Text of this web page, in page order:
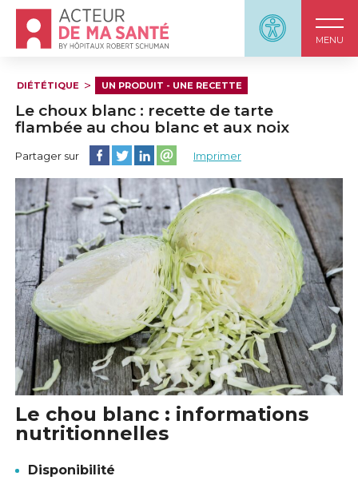
Panneau
MENU
Accueil - Acteur de ma santé, by HôpitauxRobert
DIÉTÉTIQUE UN PRODUIT - UNE RECETTE
Le choux blanc : recette de tarte
flambée au chou blanc et aux noix
Partager sur Partager cette page sur Facebook
Partager cette page sur Twitter
Partager cette page sur LinkedIn
Partager cette page sur email
Imprimer
Le chou blanc : informations
nutritionnelles
Disponibilité